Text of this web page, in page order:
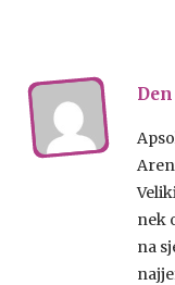
nek
na